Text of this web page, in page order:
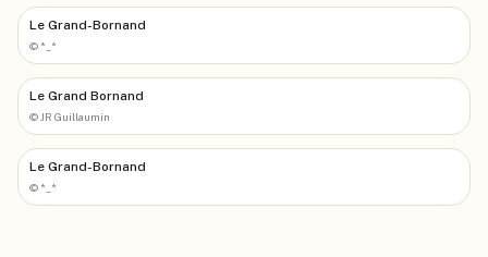
Le Grand-Bornand
© *_*
Le Grand Bornand
© JR Guillaumin
Le Grand-Bornand
© *_*